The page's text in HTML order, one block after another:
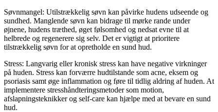
Søvnmangel: Utilstrækkelig søvn kan påvirke hudens udseende og
sundhed. Manglende søvn kan bidrage til mørke rande under
øjnene, hudens træthed, øget følsomhed og nedsat evne til at
helbrede og regenerere sig selv. Det er vigtigt at prioritere
tilstrækkelig søvn for at opretholde en sund hud.
Stress: Langvarig eller kronisk stress kan have negative virkninger
på huden. Stress kan forværre hudtilstande som acne, eksem og
psoriasis samt øge inflammation og føre til tidlig aldring af huden. At
implementere stresshåndteringsmetoder som motion,
afslapningsteknikker og self-care kan hjælpe med at bevare en sund
hud.